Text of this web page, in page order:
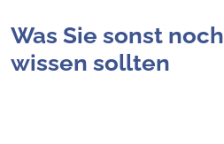
Was Sie sonst noch
wissen sollten